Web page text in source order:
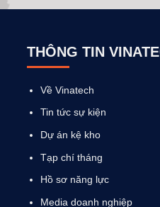
THÔNG TIN
Về Vinatech
Tin tức sự kiện
Dự án kệ kho
Tạp chí tháng
Hồ sơ năng lực
Media doanh nghiệp